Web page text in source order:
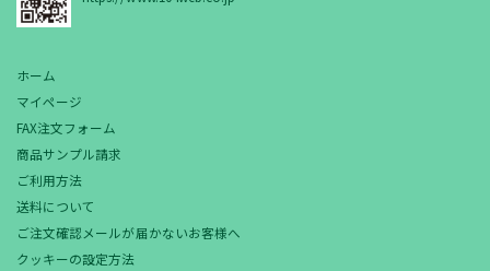
ホーム
マイページ
FAX注文フォーム
商品サンプル請求
ご利用方法
送料について
ご注文確認メールが届かないお客様へ
クッキーの設定方法